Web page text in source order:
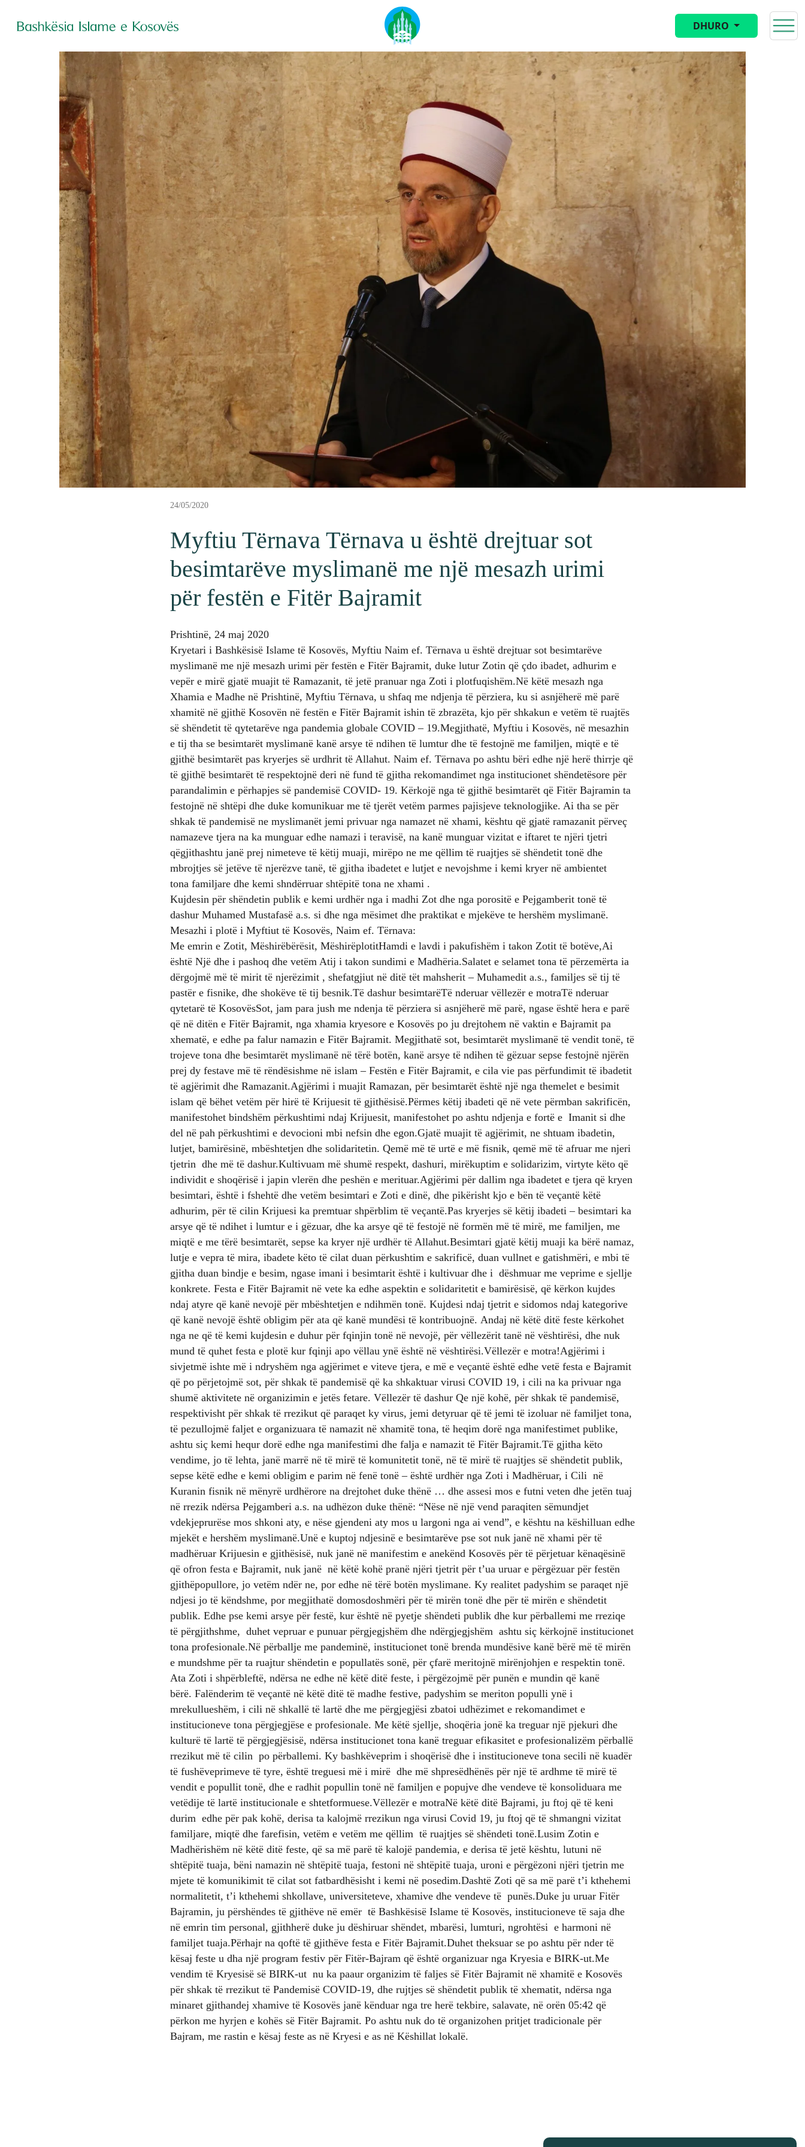
DHURO
24/05/2020
Myftiu Tërnava Tërnava u është drejtuar sot
besimtarëve myslimanë me një mesazh urimi
për festën e Fitër Bajramit
Prishtinë, 24 maj 2020
Kryetari i Bashkësisë Islame të Kosovës, Myftiu Naim ef. Tërnava u është drejtuar sot besimtarëve
myslimanë me një mesazh urimi për festën e Fitër Bajramit, duke lutur Zotin që çdo ibadet, adhurim e
vepër e mirë gjatë muajit të Ramazanit, të jetë pranuar nga Zoti i plotfuqishëm.Në këtë mesazh nga
Xhamia e Madhe në Prishtinë, Myftiu Tërnava, u shfaq me ndjenja të përziera, ku si asnjëherë më parë
xhamitë në gjithë Kosovën në festën e Fitër Bajramit ishin të zbrazëta, kjo për shkakun e vetëm të ruajtës
së shëndetit të qytetarëve nga pandemia globale COVID – 19.Megjithatë, Myftiu i Kosovës, në mesazhin
e tij tha se besimtarët myslimanë kanë arsye të ndihen të lumtur dhe të festojnë me familjen, miqtë e të
gjithë besimtarët pas kryerjes së urdhrit të Allahut. Naim ef. Tërnava po ashtu bëri edhe një herë thirrje që
të gjithë besimtarët të respektojnë deri në fund të gjitha rekomandimet nga institucionet shëndetësore për
parandalimin e përhapjes së pandemisë COVID- 19. Kërkojë nga të gjithë besimtarët që Fitër Bajramin ta
festojnë në shtëpi dhe duke komunikuar me të tjerët vetëm parmes pajisjeve teknologjike. Ai tha se për
shkak të pandemisë ne myslimanët jemi privuar nga namazet në xhami, kështu që gjatë ramazanit përveç
namazeve tjera na ka munguar edhe namazi i teravisë, na kanë munguar vizitat e iftaret te njëri tjetri
qëgjithashtu janë prej nimeteve të këtij muaji, mirëpo ne me qëllim të ruajtjes së shëndetit tonë dhe
mbrojtjes së jetëve të njerëzve tanë, të gjitha ibadetet e lutjet e nevojshme i kemi kryer në ambientet
tona familjare dhe kemi shndërruar shtëpitë tona ne xhami .
Kujdesin për shëndetin publik e kemi urdhër nga i madhi Zot dhe nga porositë e Pejgamberit tonë të
dashur Muhamed Mustafasë a.s. si dhe nga mësimet dhe praktikat e mjekëve te hershëm myslimanë.
Mesazhi i plotë i Myftiut të Kosovës, Naim ef. Tërnava:
Me emrin e Zotit, Mëshirëbërësit, MëshirëplotitHamdi e lavdi i pakufishëm i takon Zotit të botëve,Ai
është Një dhe i pashoq dhe vetëm Atij i takon sundimi e Madhëria.Salatet e selamet tona të përzemërta ia
dërgojmë më të mirit të njerëzimit , shefatgjiut në ditë tët mahsherit – Muhamedit a.s., familjes së tij të
pastër e fisnike, dhe shokëve të tij besnik.Të dashur besimtarëTë nderuar vëllezër e motraTë nderuar
qytetarë të KosovësSot, jam para jush me ndenja të përziera si asnjëherë më parë, ngase është hera e parë
që në ditën e Fitër Bajramit, nga xhamia kryesore e Kosovës po ju drejtohem në vaktin e Bajramit pa
xhematë, e edhe pa falur namazin e Fitër Bajramit. Megjithatë sot, besimtarët myslimanë të vendit tonë, të
trojeve tona dhe besimtarët myslimanë në tërë botën, kanë arsye të ndihen të gëzuar sepse festojnë njërën
prej dy festave më të rëndësishme në islam – Festën e Fitër Bajramit, e cila vie pas përfundimit të ibadetit
të agjërimit dhe Ramazanit.Agjërimi i muajit Ramazan, për besimtarët është një nga themelet e besimit
islam që bëhet vetëm për hirë të Krijuesit të gjithësisë.Përmes këtij ibadeti që në vete përmban sakrificën,
manifestohet bindshëm përkushtimi ndaj Krijuesit, manifestohet po ashtu ndjenja e fortë e Imanit si dhe
del në pah përkushtimi e devocioni mbi nefsin dhe egon.Gjatë muajit të agjërimit, ne shtuam ibadetin,
lutjet, bamirësinë, mbështetjen dhe solidaritetin. Qemë më të urtë e më fisnik, qemë më të afruar me njeri
tjetrin dhe më të dashur.Kultivuam më shumë respekt, dashuri, mirëkuptim e solidarizim, virtyte këto që
individit e shoqërisë i japin vlerën dhe peshën e merituar.Agjërimi për dallim nga ibadetet e tjera që kryen
besimtari, është i fshehtë dhe vetëm besimtari e Zoti e dinë, dhe pikërisht kjo e bën të veçantë këtë
adhurim, për të cilin Krijuesi ka premtuar shpërblim të veçantë.Pas kryerjes së këtij ibadeti – besimtari ka
arsye që të ndihet i lumtur e i gëzuar, dhe ka arsye që të festojë në formën më të mirë, me familjen, me
miqtë e me tërë besimtarët, sepse ka kryer një urdhër të Allahut.Besimtari gjatë këtij muaji ka bërë namaz,
lutje e vepra të mira, ibadete këto të cilat duan përkushtim e sakrificë, duan vullnet e gatishmëri, e mbi të
gjitha duan bindje e besim, ngase imani i besimtarit është i kultivuar dhe i dëshmuar me veprime e sjellje
konkrete. Festa e Fitër Bajramit në vete ka edhe aspektin e solidaritetit e bamirësisë, që kërkon kujdes
ndaj atyre që kanë nevojë për mbështetjen e ndihmën tonë. Kujdesi ndaj tjetrit e sidomos ndaj kategorive
që kanë nevojë është obligim për ata që kanë mundësi të kontribuojnë. Andaj në këtë ditë feste kërkohet
nga ne që të kemi kujdesin e duhur për fqinjin tonë në nevojë, për vëllezërit tanë në vështirësi, dhe nuk
mund të quhet festa e plotë kur fqinji apo vëllau ynë është në vështirësi.Vëllezër e motra!Agjërimi i
sivjetmë ishte më i ndryshëm nga agjërimet e viteve tjera, e më e veçantë është edhe vetë festa e Bajramit
që po përjetojmë sot, për shkak të pandemisë që ka shkaktuar virusi COVID 19, i cili na ka privuar nga
shumë aktivitete në organizimin e jetës fetare. Vëllezër të dashur Qe një kohë, për shkak të pandemisë,
respektivisht për shkak të rrezikut që paraqet ky virus, jemi detyruar që të jemi të izoluar në familjet tona,
të pezullojmë faljet e organizuara të namazit në xhamitë tona, të heqim dorë nga manifestimet publike,
ashtu siç kemi hequr dorë edhe nga manifestimi dhe falja e namazit të Fitër Bajramit.Të gjitha këto
vendime, jo të lehta, janë marrë në të mirë të komunitetit tonë, në të mirë të ruajtjes së shëndetit publik,
sepse këtë edhe e kemi obligim e parim në fenë tonë – është urdhër nga Zoti i Madhëruar, i Cili në
Kuranin fisnik në mënyrë urdhërore na drejtohet duke thënë … dhe assesi mos e futni veten dhe jetën tuaj
në rrezik ndërsa Pejgamberi a.s. na udhëzon duke thënë: “Nëse në një vend paraqiten sëmundjet
vdekjeprurëse mos shkoni aty, e nëse gjendeni aty mos u largoni nga ai vend”, e kështu na këshilluan edhe
mjekët e hershëm myslimanë.Unë e kuptoj ndjesinë e besimtarëve pse sot nuk janë në xhami për të
madhëruar Krijuesin e gjithësisë, nuk janë në manifestim e anekënd Kosovës për të përjetuar kënaqësinë
që ofron festa e Bajramit, nuk janë në këtë kohë pranë njëri tjetrit për t’ua uruar e përgëzuar për festën
gjithëpopullore, jo vetëm ndër ne, por edhe në tërë botën myslimane. Ky realitet padyshim se paraqet një
ndjesi jo të këndshme, por megjithatë domosdoshmëri për të mirën tonë dhe për të mirën e shëndetit
publik. Edhe pse kemi arsye për festë, kur është në pyetje shëndeti publik dhe kur përballemi me rreziqe
të përgjithshme, duhet vepruar e punuar përgjegjshëm dhe ndërgjegjshëm ashtu siç kërkojnë institucionet
tona profesionale.Në përballje me pandeminë, institucionet tonë brenda mundësive kanë bërë më të mirën
e mundshme për ta ruajtur shëndetin e popullatës sonë, për çfarë meritojnë mirënjohjen e respektin tonë.
Ata Zoti i shpërbleftë, ndërsa ne edhe në këtë ditë feste, i përgëzojmë për punën e mundin që kanë
bërë. Falënderim të veçantë në këtë ditë të madhe festive, padyshim se meriton populli ynë i
mrekullueshëm, i cili në shkallë të lartë dhe me përgjegjësi zbatoi udhëzimet e rekomandimet e
institucioneve tona përgjegjëse e profesionale. Me këtë sjellje, shoqëria jonë ka treguar një pjekuri dhe
kulturë të lartë të përgjegjësisë, ndërsa institucionet tona kanë treguar efikasitet e profesionalizëm përballë
rrezikut më të cilin po përballemi. Ky bashkëveprim i shoqërisë dhe i institucioneve tona secili në kuadër
të fushëveprimeve të tyre, është treguesi më i mirë dhe më shpresëdhënës për një të ardhme të mirë të
vendit e popullit tonë, dhe e radhit popullin tonë në familjen e popujve dhe vendeve të konsoliduara me
vetëdije të lartë institucionale e shtetformuese.Vëllezër e motraNë këtë ditë Bajrami, ju ftoj që të keni
durim edhe për pak kohë, derisa ta kalojmë rrezikun nga virusi Covid 19, ju ftoj që të shmangni vizitat
familjare, miqtë dhe farefisin, vetëm e vetëm me qëllim të ruajtjes së shëndeti tonë.Lusim Zotin e
Madhërishëm në këtë ditë feste, që sa më parë të kalojë pandemia, e derisa të jetë kështu, lutuni në
shtëpitë tuaja, bëni namazin në shtëpitë tuaja, festoni në shtëpitë tuaja, uroni e përgëzoni njëri tjetrin me
mjete të komunikimit të cilat sot fatbardhësisht i kemi në posedim.Dashtë Zoti që sa më parë t’i kthehemi
normalitetit, t’i kthehemi shkollave, universiteteve, xhamive dhe vendeve të punës.Duke ju uruar Fitër
Bajramin, ju përshëndes të gjithëve në emër të Bashkësisë Islame të Kosovës, institucioneve të saja dhe
në emrin tim personal, gjithherë duke ju dëshiruar shëndet, mbarësi, lumturi, ngrohtësi e harmoni në
familjet tuaja.Përhajr na qoftë të gjithëve festa e Fitër Bajramit.Duhet theksuar se po ashtu për nder të
kësaj feste u dha një program festiv për Fitër-Bajram që është organizuar nga Kryesia e BIRK-ut.Me
vendim të Kryesisë së BIRK-ut nu ka paaur organizim të faljes së Fitër Bajramit në xhamitë e Kosovës
për shkak të rrezikut të Pandemisë COVID-19, dhe rujtjes së shëndetit publik të xhematit, ndërsa nga
minaret gjithandej xhamive të Kosovës janë kënduar nga tre herë tekbire, salavate, në orën 05:42 që
përkon me hyrjen e kohës së Fitër Bajramit. Po ashtu nuk do të organizohen pritjet tradicionale për
Bajram, me rastin e kësaj feste as në Kryesi e as në Këshillat lokalë.